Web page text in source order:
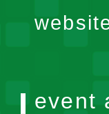
event